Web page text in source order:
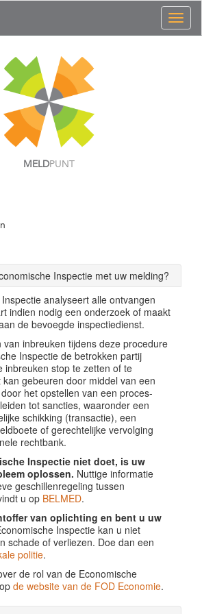
MELDPUNT
Inspectie met uw melding?
analyseert alle ontvangen
indien nodig een onderzoek of maakt
de bevoegde inspectiedienst.
van inbreuken tijdens deze procedure
Inspectie de betrokken partij
inbreuken stop te zetten of te
gebeuren door middel van een
het opstellen van een proces-
tot sancties, waaronder een
schikking (transactie), een
of gerechtelijke vervolging
rechtbank.
Inspectie niet doet, is uw
oplossen. Nuttige informatie
geschillenregeling tussen
u op BELMED.
van oplichting en bent u uw
Inspectie kan u niet
schade of verliezen. Doe dan een
politie.
de rol van de Economische
de website van de FOD Economie.